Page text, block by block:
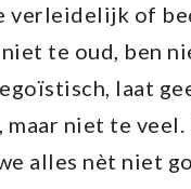
verleidelijk of
te oud, ben
laat
maar niet te
alles nèt niet